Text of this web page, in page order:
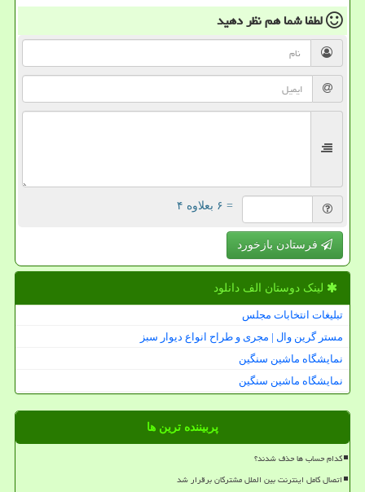
لطفا شما همنظر دهید
= ۶ بعلاوه ۴
فرستادن بازخورد
لینک دوستان الف دانلود
تبلیغات انتخابات مجلس
مستر گرین وال | مجری و طراح انواع دیوار سبز
نمایشگاه ماشین سنگین
نمایشگاه ماشین سنگین
پربیننده ترین ها
کدام حساب ها حذف شدند؟
اتصال کامل اینترنت بین الملل مشترکان برقرار شد